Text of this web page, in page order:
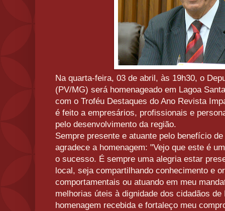
Na quarta-feira, 03 de abril, às 19h30, o
(PV/MG) será homenageado em Lagoa
com o Troféu Destaques do Ano Revista
é feito a empresários, profissionais e
pelo desenvolvimento da região.
Sempre presente e atuante pelo benefício
agradece a homenagem: "Vejo que este é
o sucesso. É sempre uma alegria estar
local, seja compartilhando conhecimento e
comportamentais ou atuando em meu
melhorias úteis à dignidade dos cidadãos de
homenagem recebida e fortaleço meu